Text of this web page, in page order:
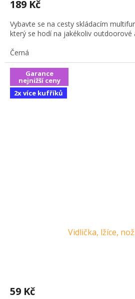
189 Kč
Vybavte se na cesty skládacím
který se hodí na jakékoliv outdoorové
Černá
Garance
nejnižší ceny
2x více kufříků
Vidlička, lžíce,
59 Kč